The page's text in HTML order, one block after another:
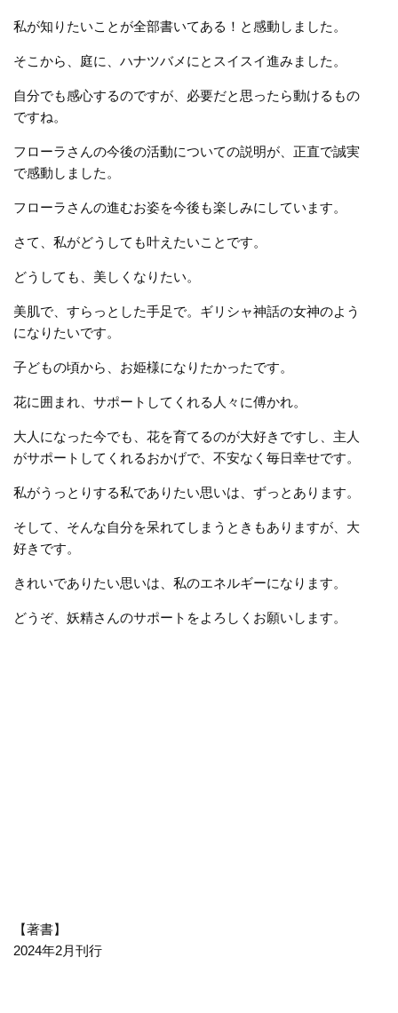
私が知りたいことが全部書いてある！と感動しました。
そこから、庭に、ハナツバメにとスイスイ進みました。
自分でも感心するのですが、必要だと思ったら動けるもの
ですね。
フローラさんの今後の活動についての説明が、正直で誠実
で感動しました。
フローラさんの進むお姿を今後も楽しみにしています。
さて、私がどうしても叶えたいことです。
どうしても、美しくなりたい。
美肌で、すらっとした手足で。ギリシャ神話の女神のよう
になりたいです。
子どもの頃から、お姫様になりたかったです。
花に囲まれ、サポートしてくれる人々に傅かれ。
大人になった今でも、花を育てるのが大好きですし、主人
がサポートしてくれるおかげで、不安なく毎日幸せです。
私がうっとりする私でありたい思いは、ずっとあります。
そして、そんな自分を呆れてしまうときもありますが、大
好きです。
きれいでありたい思いは、私のエネルギーになります。
どうぞ、妖精さんのサポートをよろしくお願いします。
【著書】
2024年2月刊行